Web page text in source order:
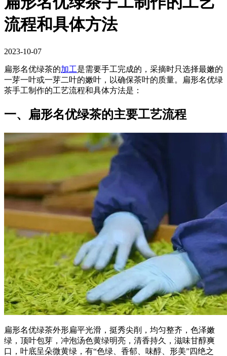
流程和具体方法
2023-10-07
扁形名优绿茶的加工是需要手工完成的，采摘时只选择最嫩的
一芽一叶或一芽二叶的嫩叶，以确保茶叶的质量。扁形名优绿
茶手工制作的工艺流程和具体方法是：
一、扁形名优绿茶的主要工艺流程
扁形名优绿茶外形扁平光滑，挺秀尖削，均匀整齐，色泽嫩
绿，顶叶包芽，冲泡汤色黄绿明亮，清香持久，滋味甘醇爽
口，叶底呈朵微黄绿，有“色绿、香郁、味醇、形美”四绝之